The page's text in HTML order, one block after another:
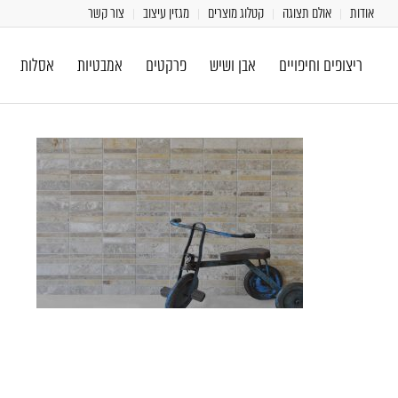
אודות אולם תצוגה קטלוג מוצרים מגזין עיצוב צור קשר
ריצופים וחיפויים אבן ושיש פרקטים אמבטיות אסלות